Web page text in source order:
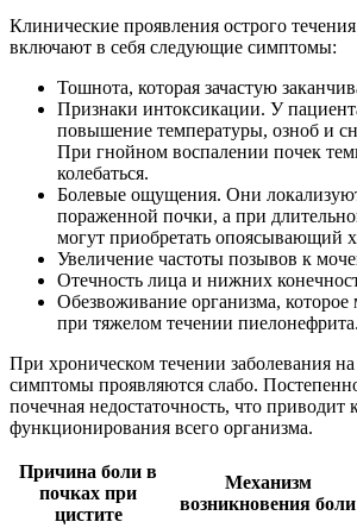
Клинические проявления острого
включают в себя следующие симптомы:
Тошнота, которая зачастую
Признаки интоксикации. У
повышение температуры, озноб и
При гнойном воспалении почек
колебаться.
Болевые ощущения. Они
пораженной почки, а при
могут приобретать опоясывающий
Увеличение частоты позывов к
Отечность лица и нижних
Обезвоживание организма, которое
при тяжелом течении пиелонефрита.
При хроническом течении заболевания
симптомы проявляются слабо.
почечная недостаточность, что
функционирования всего организма.
Причина боли в
почках при
цистите
Механизм
возникновения боли